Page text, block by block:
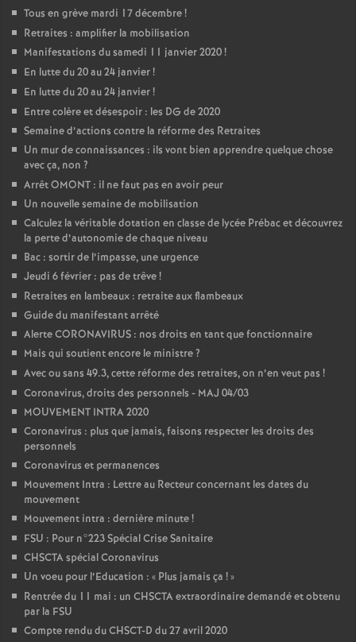
Tous en grève mardi 17 décembre!
Retraites : amplifier la mobilisation
Manifestations du samedi 11 janvier 2020!
En lutte du 20 au 24 janvier!
En lutte du 20 au 24 janvier!
Entre colère et désespoir : les DG de 2020
Semaine d’actions contre la réforme des Retraites
Un mur de connaissances : ils vont bien apprendre quelque chose
avec ça, non ?
Arrêt OMONT : il ne faut pas en avoir peur
Un nouvelle semaine de mobilisation
Calculez la véritable dotation en classe de lycée Prébac et découvrez
la perte d’autonomie de chaque niveau
Bac : sortir de l’impasse, une urgence
Jeudi 6 février : pas de trêve!
Retraites en lambeaux : retraite aux flambeaux
Guide du manifestant arrêté
Alerte CORONAVIRUS : nos droits en tant que fonctionnaire
Mais qui soutient encore le ministre?
Avec ou sans 49.3, cette réforme des retraites, on n’en veut pas !
Coronavirus, droits des personnels - MAJ 04/03
MOUVEMENT INTRA 2020
Coronavirus : plus que jamais, faisons respecter les droits des
personnels
Coronavirus et permanences
Mouvement Intra : Lettre au Recteur concernant les dates du
mouvement
Mouvement intra : dernière minute!
FSU : Pour n°223 Spécial Crise Sanitaire
CHSCTA spécial Coronavirus
Un voeu pour l’Education : « Plus jamais ça !»
Rentrée du 11 mai : un CHSCTA extraordinaire demandé et obtenu
par la FSU
Compte rendu du CHSCT-D du 27 avril 2020